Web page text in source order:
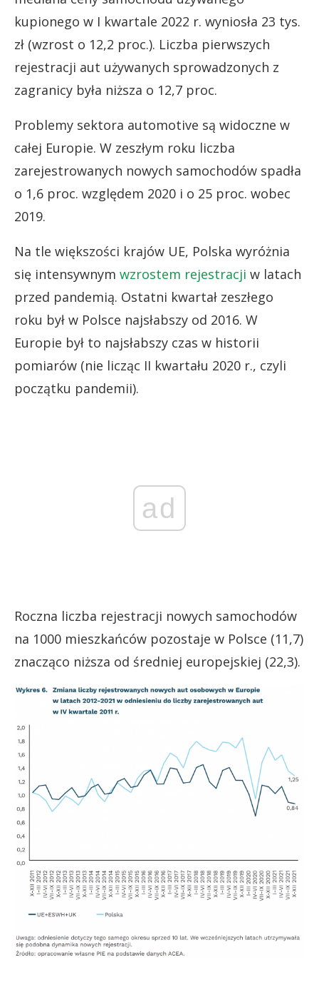
kupionego w I kwartale 2022 r. wyniosła 23 tys.
zł (wzrost o 12,2 proc.). Liczba pierwszych
rejestracji aut używanych sprowadzonych z
zagranicy była niższa o 12,7 proc.
Problemy sektora automotive są widoczne w
całej Europie. W zeszłym roku liczba
zarejestrowanych nowych samochodów spadła
o 1,6 proc. względem 2020 i o 25 proc. wobec
2019.
Na tle większości krajów UE, Polska wyróżnia
się intensywnym wzrostem rejestracji w latach
przed pandemią. Ostatni kwartał zeszłego
roku był w Polsce najsłabszy od 2016. W
Europie był to najsłabszy czas w historii
pomiarów (nie licząc II kwartału 2020 r., czyli
początku pandemii).
ad
Roczna liczba rejestracji nowych samochodów
na 1000 mieszkańców pozostaje w Polsce (11,7)
znacząco niższa od średniej europejskiej (22,3).